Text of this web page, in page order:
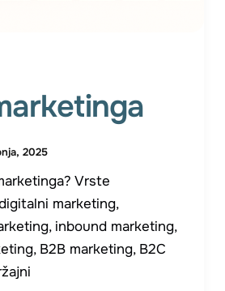
2025
Vrste
marketing,
inbound marketing,
B2B marketing, B2C